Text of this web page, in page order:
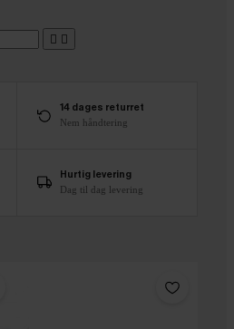
 
14 dages returret
Nem håndtering
Hurtig levering
Dag til dag levering